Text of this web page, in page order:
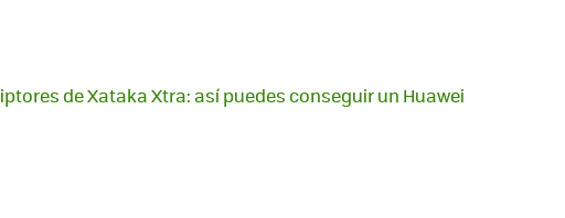
de Xataka Xtra: así puedes conseguir un Huawei